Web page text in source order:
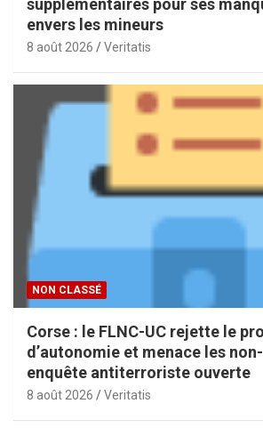
supplémentaires pour ses
envers les mineurs
8 août 2026 Veritatis
NON CLASSÉ
Corse : le FLNC-UC rejette le
d’autonomie et menace les
enquête antiterroriste ouverte
8 août 2026 Veritatis